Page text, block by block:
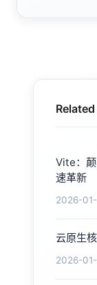
Vite：
速革新
2026-
云原生
2026-